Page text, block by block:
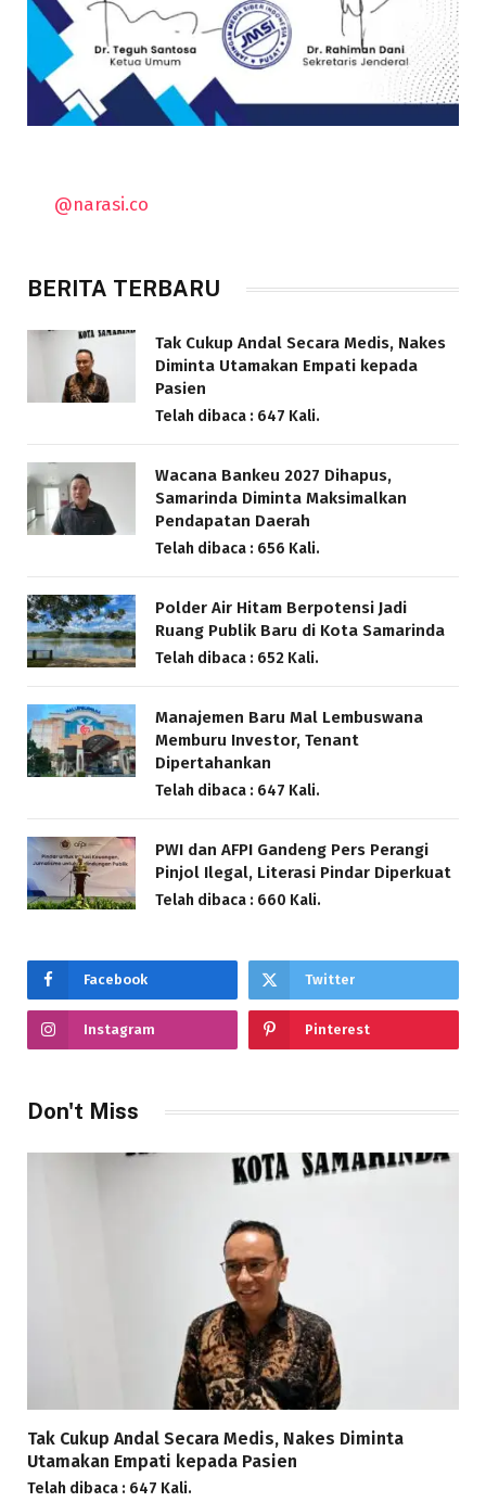
@narasi.co
BERITA TERBARU
Tak Cukup Andal Secara Medis, Nakes
Diminta Utamakan Empati kepada
Pasien
Telah dibaca : 647 Kali.
Wacana Bankeu 2027 Dihapus,
Samarinda Diminta Maksimalkan
Pendapatan Daerah
Telah dibaca : 656 Kali.
Polder Air Hitam Berpotensi Jadi
Ruang Publik Baru di Kota Samarinda
Telah dibaca : 652 Kali.
Manajemen Baru Mal Lembuswana
Memburu Investor, Tenant
Dipertahankan
Telah dibaca : 647 Kali.
PWI dan AFPI Gandeng Pers Perangi
Pinjol Ilegal, Literasi Pindar Diperkuat
Telah dibaca : 660 Kali.
Facebook Twitter
Instagram Pinterest
Don't Miss
Tak Cukup Andal Secara Medis, Nakes Diminta
Utamakan Empati kepada Pasien
Telah dibaca : 647 Kali.